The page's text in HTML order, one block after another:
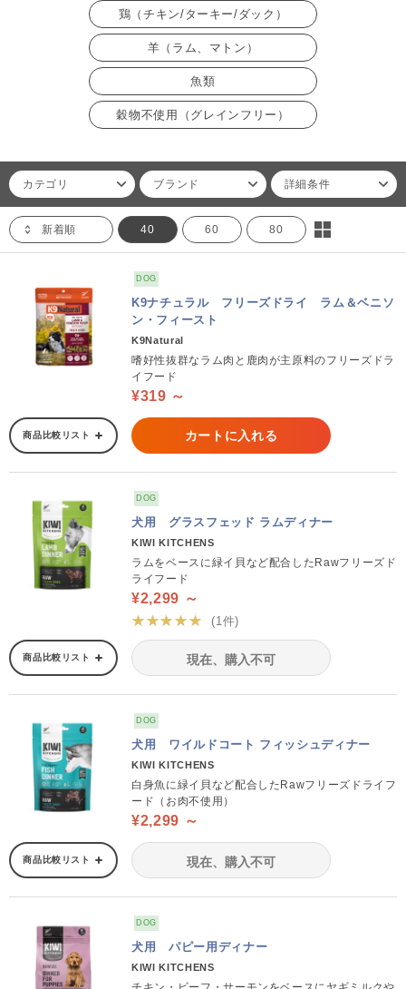
鶏（チキン/ターキー/ダック）
羊（ラム、マトン）
魚類
穀物不使用（グレインフリー）
カテゴリ ブランド 詳細条件
新着順 40 60 80
DOG
K9ナチュラル フリーズドライ ラム＆ベニソ
ン・フィースト
K9Natural
嗜好性抜群なラム肉と鹿肉が主原料のフリーズドラ
イフード
¥319 ～
商品比較リスト カートに入れる
DOG
犬用 グラスフェッド ラムディナー
KIWI KITCHENS
ラムをベースに緑イ貝など配合したRawフリーズド
ライフード
¥2,299 ～
★★★★★
(1件)
商品比較リスト 現在、購入不可
DOG
犬用 ワイルドコート フィッシュディナー
KIWI KITCHENS
白身魚に緑イ貝など配合したRawフリーズドライフ
ード（お肉不使用）
¥2,299 ～
商品比較リスト 現在、購入不可
DOG
犬用 パピー用ディナー
KIWI KITCHENS